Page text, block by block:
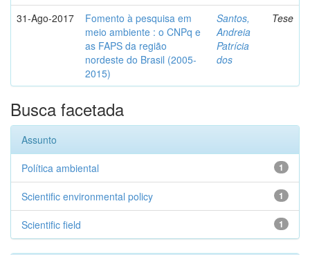
31-Ago-2017
Fomento à pesquisa em
meio ambiente : o CNPq e
as FAPS da região
nordeste do Brasil (2005-
2015)
Santos,
Andreia
Patrícia
dos
Tese
Busca facetada
Assunto
1
Política ambiental
1
Scientific environmental policy
1
Scientific field